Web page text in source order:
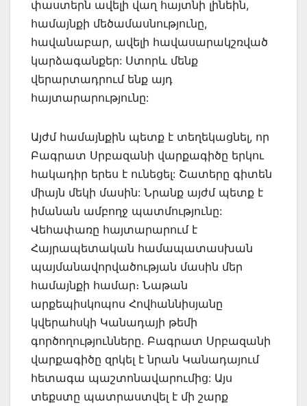
փաստերն ավելի վաղ հայտնի լինեին,
համայնքի մեծամասնությունը,
հավանաբար, ավելի հավասարակշռված
կարձագանքեր: Ստորև մենք
վերարտադրում ենք այդ
հայտարարությունը:
Այժմ համայնքին պետք է տեղեկացնել, որ
Բագրատ Սրբազանի վարքագիծը երկու
հակադիր երես է ունեցել: Շատերը գիտեն
միայն մեկի մասին: Նրանք այժմ պետք է
իմանան ամբողջ պատմությունը:
Վեհափառը հայտարարում է
Հայրապետական համապատասխան
պայմանավորվածության մասին մեր
համայնքի համար։ Նաթան
արքեպիսկոպոս Հովհաննիսյանը
կվերահսկի Կանադայի թեմի
գործողությունները. Բագրատ Սրբազանի
վարքագիծը զրկել է նրան Կանադայում
հետագա պաշտոնավարումից: Այս
տեքստը պատրաստվել է մի շարք